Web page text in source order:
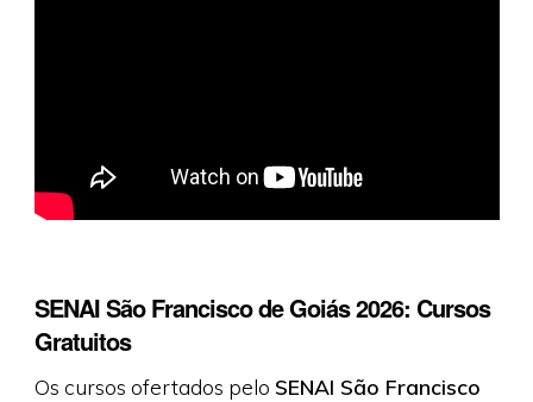
SENAI São Francisco de Goiás 2026: Cursos
Gratuitos
Os cursos ofertados pelo SENAI São Francisco